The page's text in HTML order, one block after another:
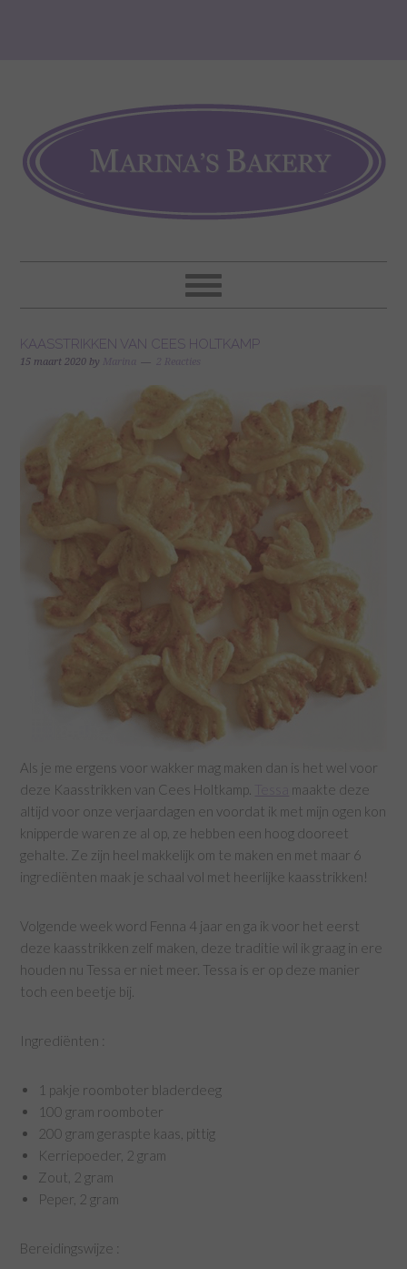
KAASSTRIKKEN VAN CEES HOLTKAMP
15 maart 2020 by Marina 2 Reacties
Als je me ergens voor wakker mag maken dan is het wel voor
deze Kaasstrikken van Cees Holtkamp.
maakte deze
altijd voor onze verjaardagen en voordat ik met mijn ogen kon
knipperde waren ze al op, ze hebben een hoog dooreet
gehalte. Ze zijn heel makkelijk om te maken en met maar 6
ingrediënten maak je schaal vol met heerlijke kaasstrikken!
Volgende week word Fenna 4 jaar en ga ik voor het eerst
deze kaasstrikken zelf maken, deze traditie wil ik graag in ere
houden nu Tessa er niet meer. Tessa is er op deze manier
toch een beetje bij.
Ingrediënten :
1 pakje roomboter bladerdeeg
100 gram roomboter
200 gram geraspte kaas, pittig
Kerriepoeder, 2 gram
Zout, 2 gram
Peper, 2 gram
Bereidingswijze :